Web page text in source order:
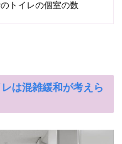
トイレの個室の数
は混雑緩和が考えら